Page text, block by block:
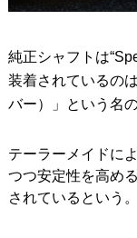
純正シャフトは
装着されているの
バー）」という名
テーラーメイドに
つつ安定性を高め
されているという。